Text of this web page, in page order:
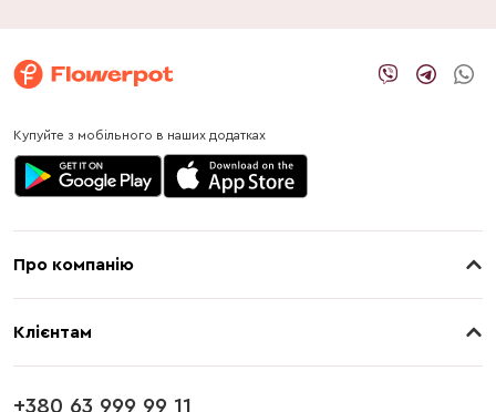
Купуйте з мобільного в наших додатках
Про компанію
Клієнтам
+380 63 999 99 11